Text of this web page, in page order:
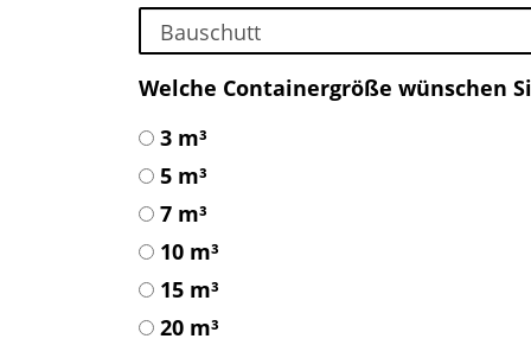
Welche Containergröße wünschen
3 m³
5 m³
7 m³
10 m³
15 m³
20 m³